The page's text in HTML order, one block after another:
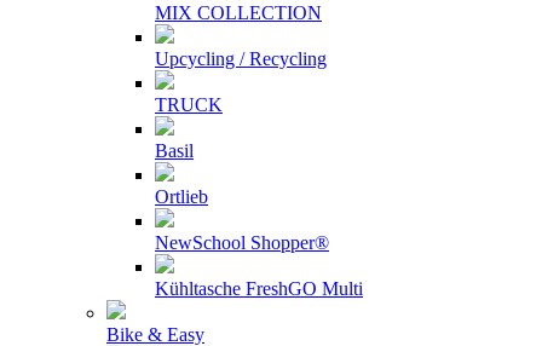
MIX COLLECTION
Upcycling / Recycling
TRUCK
Basil
Ortlieb
NewSchool Shopper®
Kühltasche FreshGO Multi
Bike & Easy